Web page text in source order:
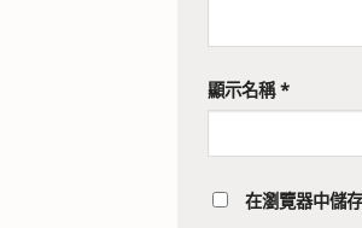
顯示名稱*
在瀏覽器中儲